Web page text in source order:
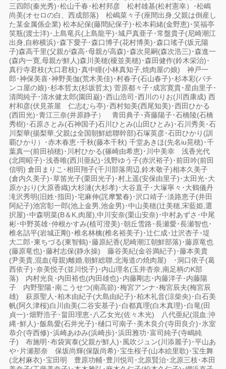
三四郎(秦光秀)･松山千春･松村邦彦 松村雄基(松村憲幸）･松嶋
尚美(オセロの白、西成部落) 松嶋菜々子(座間出身,父親は倒産し
た某金属係企業) 松本紀保(藤間紀保子)･松本莉緒(金野恵)･笑福亭
笑瓶(渡士洋)･上島竜兵(上島龍平)･城戸真亜子･常盤貴子(尼崎潮江
出身,自称横浜)･森下愛子･森口博子(花村博美)･森口瑤子(坂元陽
子)森高千里(父親が森高･母親が高森)･森次晃嗣(森次浩三)･森進一
(森内一寛,母親が鮮人)森川美穂(榎並美穂)･森田健作(鈴木栄治)･
真行寺君枝(大口君枝)･真中瞳(小林真知子,焼肉屋の娘) 神戸一
郎･神保美喜･神野美伽(荒木美佳)･村春子(石山春子)･杉本彩(パチ
ンコ屋の娘)･杉本哲太(杉坂哲太) 菅原都々子･成宮寛貴･星由里子･
清岡純子･清水健太郎(園田巌)･西山浩司･西川のりお(川西康成) 西
村和彦(伏見茶屋 仁志むら亭)･西村知美(西尾知美)･西田ひかる
(西田光)･青江三奈(井原静子） 青田典子･斉藤陽子･石橋陵(石橋
秀樹)･石原さとみ(石神国子)石川ひとみ(山田ひとみ)･石川秀美･石
川梨華(揚梨華,父親は全国朝鮮総聯幹部)石塚英彦･石田ひかり(訓
覇ひかり）･赤木春恵･千秋(藤本千秋) 千堂あきほ(先名iu晃穂)･千
葉真一(前田禎穂)･川村ひかる(篠崎由希恵)･川中美幸 浅香光代
(北岡昭子)･浅香唯(西川亜紀)･浅野ゆう子(赤沢裕子)･前田吟(前田
信明) 倉田まりこ･相田翔子(千川部落周辺,鈴木敬子)相本久美子
(倉内久美子)･草笛光子(栗田光子)･村上遥(安保由里子)･太田光･大
原かおり(大原香織)大杉漣(大杉孝)･大谷直子･大塚寧々･大鶴儀丹
滝沢秀明(旧姓･指田)･宅麻伸(詫摩繁春)･沢口靖子･淡路恵子(井田
阿紀子)池宮彰一郎(池上金男,池金男)･中山美穂(辻美穂,宋藍姫,選
択屋)･中森明菜(B＆K,肉屋),中川安奈(栗山安奈)･中村あずさ･中尾
彬･中野英雄･仲根かすみ(植可澄美)･朝丘雪路･長瀬愛･長瀬智也･
椎名詰平(岩城正剛)･椎名林檎(椎名裕美子)･辻仁成･辻沢杏子･堤
大二郎･東ちづる(東智鶴)･藤原紀香(尼崎潮江朝鮮部落)･藤原竜也
(藤原竜也)･藤村志保(静永操) 藤谷美紀(金谷満紀子)･藤本美貴
(尹美貴,混血(母親)離婚,朝鮮総聯,北海道の焼肉屋) ･洞口依子(葛
西依子)･奈美悦子(並川悦子)･内山理名(玉井杏奈,南足柄のK部
落) 内村光良･内田裕也(内田雄也)･内藤剛志･内藤洋子･内藤陽
子 内野聖陽･南こうせつ(南高節)･梅宮アンナ･梅宮辰夫(梅宮辰
雄) 萩原聖人･柏木由紀子(大島由紀子)･柏木礼音(涼柴央)･白石美
帆(阿久津桜)白川由美(二谷安基子)･白都真理(白木真理)･白竜(田
貞一)･畑野浩子･畠田理恵･八乙女光(佐々木光) 八代亜紀(混血:沖
縄･鮮人)･飯島愛(石井光子)･樋口可南子･美木良介(寺田良介)･氷室
恭介(寺西修)･浜崎あゆみ(浜崎歩)･浜田雅功･富司純子(寺嶋純
子) 布施明･布袋寅泰(父親が鮮人)･風吹ジュン(川添麗子)･平山あ
や･片瀬那奈 保坂尚輝(保阪尚希)･宝生桜子(山本絵里歌)･宝生舞
(北村麻衣)･宝田明 豊原功輔･豊川悦司･北原賢治･北原三枝･本田